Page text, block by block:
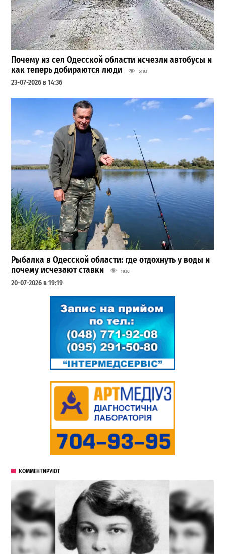
Почему из сел Одесской области исчезли автобусы и
как теперь добираются люди
5103
23-07-2026 в 14:36
Рыбалка в Одесской области: где отдохнуть у воды и
почему исчезают ставки
1030
20-07-2026 в 19:19
КОММЕНТИРУЮТ